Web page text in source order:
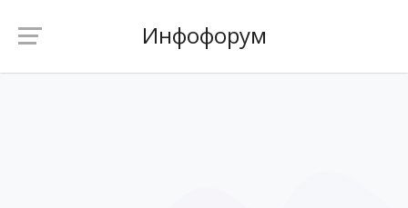
Инфофорум